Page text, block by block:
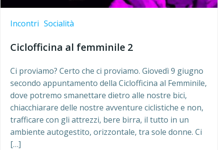
Incontri Socialità
Ciclofficina al femminile 2
Ci proviamo? Certo che ci proviamo. Giovedì 9 giugno
secondo appuntamento della Ciclofficina al Femminile,
dove potremo smanettare dietro alle nostre bici,
chiacchiarare delle nostre avventure ciclistiche e non,
trafficare con gli attrezzi, bere birra, il tutto in un
ambiente autogestito, orizzontale, tra sole donne. Ci
[…]